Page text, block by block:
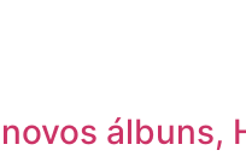
álbuns,